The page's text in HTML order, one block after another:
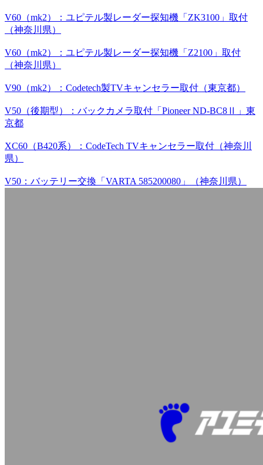
V60（mk2）：ユピテル製レーダー探知機「ZK3100」取付
（神奈川県）
V60（mk2）：ユピテル製レーダー探知機「Z2100」取付
（神奈川県）
V90（mk2）：Codetech製TVキャンセラー取付（東京都）
V50（後期型）：バックカメラ取付「Pioneer ND-BC8Ⅱ」東
京都
XC60（B420系）：CodeTech TVキャンセラー取付（神奈川
県）
V50：バッテリー交換「VARTA 585200080」（神奈川県）